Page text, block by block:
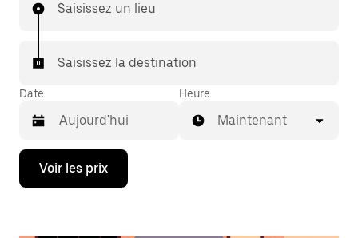
Saisissez un lieu
Saisissez la destination
Date
Appuyez
la
Heure
Maintenant
Voir les prix